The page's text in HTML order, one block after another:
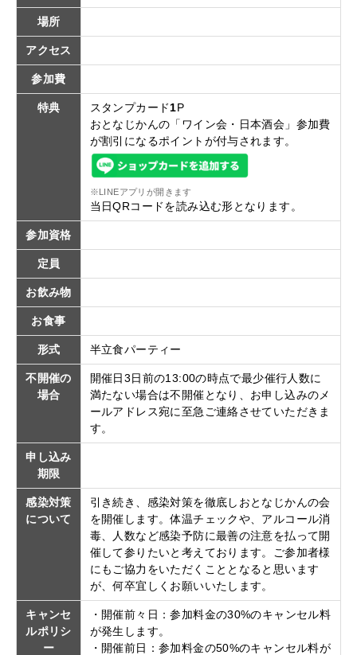
場所
アクセス
参加費
特典 スタンプカード1P
おとなじかんの「ワイン会・日本酒会」参加費
が割引になるポイントが付与されます。
※LINEアプリが開きます
当日QRコードを読み込む形となります。
参加資格
定員
お飲み物
お食事
形式 半立食パーティー
不開催の
場合
開催日3日前の13:00の時点で最少催行人数に
満たない場合は不開催となり、お申し込みのメ
ールアドレス宛に至急ご連絡させていただきま
す。
申し込み
期限
感染対策
について
引き続き、感染対策を徹底しおとなじかんの会
を開催します。体温チェックや、アルコール消
毒、人数など感染予防に最善の注意を払って開
催して参りたいと考えております。ご参加者様
にもご協力をいただくこととなると思います
が、何卒宜しくお願いいたします。
キャンセ
ルポリシ
ー
・開催前々日：参加料金の30%のキャンセル料
が発生します。
・開催前日：参加料金の50%のキャンセル料が